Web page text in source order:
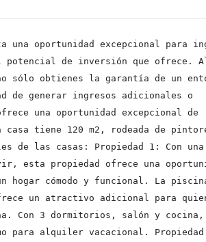
una oportunidad excepcional para
potencial de inversión que ofrece.
sólo obtienes la garantía de un
de generar ingresos adicionales o
una oportunidad excepcional de
tiene 120 m2, rodeada de
las casas: Propiedad 1: Con una
esta propiedad ofrece una
hogar cómodo y funcional. La
un atractivo adicional para
Con 3 dormitorios, salón y cocina,
para alquiler vacacional.